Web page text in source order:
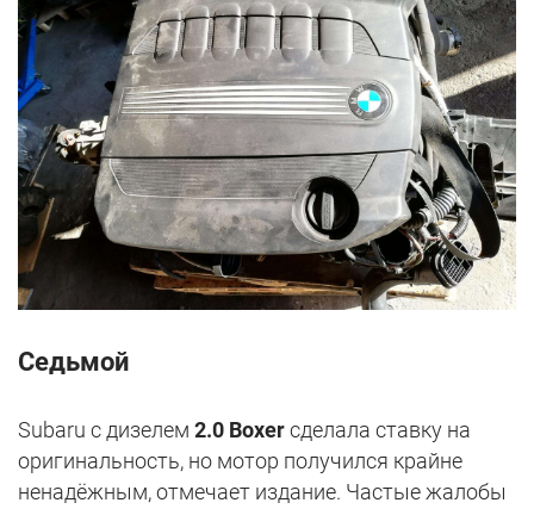
Седьмой
Subaru с дизелем 2.0 Boxerсделала ставку на
оригинальность, но мотор получился крайне
ненадёжным, отмечает издание. Частые жалобы